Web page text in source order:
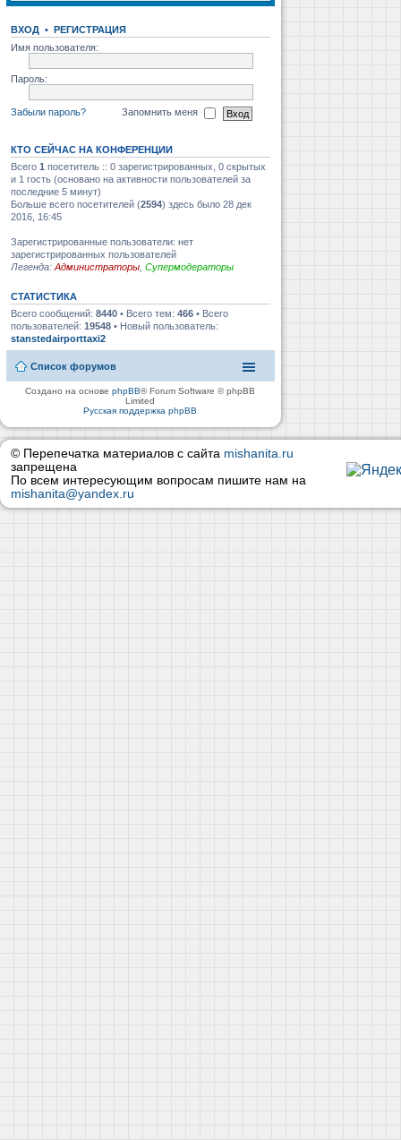
ВХОД • РЕГИСТРАЦИЯ
Имя пользователя:
Пароль:
Забыли пароль? Запомнить меня
КТО СЕЙЧАС НА КОНФЕРЕНЦИИ
Всего 1 посетитель :: 0 зарегистрированных, 0 скрытых
и 1 гость (основано на активности пользователей за
последние 5 минут)
Больше всего посетителей (2594) здесь было 28 дек
2016, 16:45
Зарегистрированные пользователи: нет
зарегистрированных пользователей
Легенда: Администраторы Супермодераторы
СТАТИСТИКА
Всего сообщений: 8440 • Всего тем: 466 • Всего
пользователей: 19548 • Новый пользователь:
stanstedairporttaxi2
Список форумов
Создано на основеphpBB® Forum Software © phpBB
Limited
Русская поддержка phpBB
© Перепечатка материалов с сайта mishanita.ru
запрещена
По всем интересующим вопросам пишите нам на
mishanita@yandex.ru